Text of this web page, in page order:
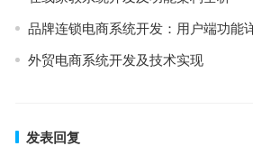
品牌连锁电商系统开发：用户端功能
外贸电商系统开发及技术实现
发表回复